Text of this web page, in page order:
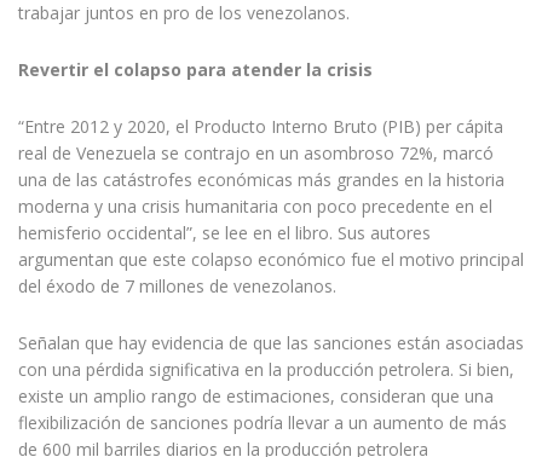
trabajar juntos en pro de los venezolanos.
Revertir el colapso para atender la crisis
“Entre 2012 y 2020, el Producto Interno Bruto (PIB) per cápita
real de Venezuela se contrajo en un asombroso 72%, marcó
una de las catástrofes económicas más grandes en la historia
moderna y una crisis humanitaria con poco precedente en el
hemisferio occidental”, se lee en el libro. Sus autores
argumentan que este colapso económico fue el motivo principal
del éxodo de 7 millones de venezolanos.
Señalan que hay evidencia de que las sanciones están asociadas
con una pérdida significativa en la producción petrolera. Si bien,
existe un amplio rango de estimaciones, consideran que una
flexibilización de sanciones podría llevar a un aumento de más
de 600 mil barriles diarios en la producción petrolera